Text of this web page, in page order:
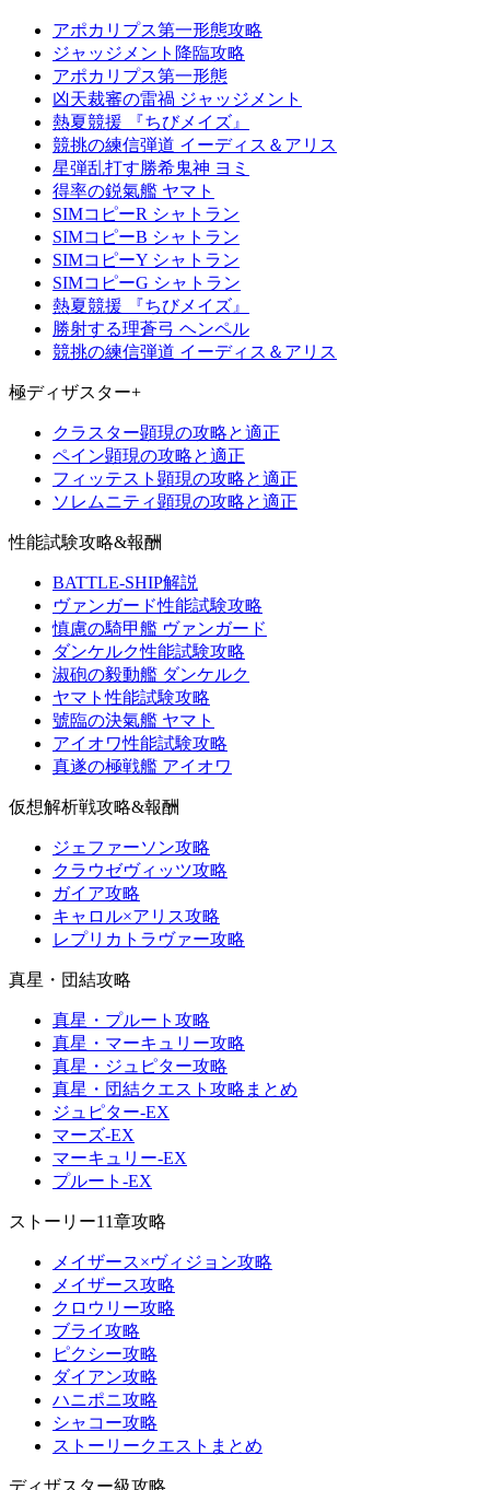
アポカリプス第一形態攻略
ジャッジメント降臨攻略
アポカリプス第一形態
凶天裁審の雷禍 ジャッジメント
熱夏競援 『ちびメイズ』
競挑の練信弾道 イーディス＆アリス
星弾乱打す勝希鬼神 ヨミ
得率の鋭氣艦 ヤマト
SIMコピーR シャトラン
SIMコピーB シャトラン
SIMコピーY シャトラン
SIMコピーG シャトラン
熱夏競援 『ちびメイズ』
勝射する理蒼弓 ヘンペル
競挑の練信弾道 イーディス＆アリス
極ディザスター+
クラスター顕現の攻略と適正
ペイン顕現の攻略と適正
フィッテスト顕現の攻略と適正
ソレムニティ顕現の攻略と適正
性能試験攻略&報酬
BATTLE-SHIP解説
ヴァンガード性能試験攻略
慎慮の騎甲艦 ヴァンガード
ダンケルク性能試験攻略
淑砲の毅動艦 ダンケルク
ヤマト性能試験攻略
號臨の決氣艦 ヤマト
アイオワ性能試験攻略
真遂の極戦艦 アイオワ
仮想解析戦攻略&報酬
ジェファーソン攻略
クラウゼヴィッツ攻略
ガイア攻略
キャロル×アリス攻略
レプリカトラヴァー攻略
真星・団結攻略
真星・プルート攻略
真星・マーキュリー攻略
真星・ジュピター攻略
真星・団結クエスト攻略まとめ
ジュピター-EX
マーズ-EX
マーキュリー-EX
プルート-EX
ストーリー11章攻略
メイザース×ヴィジョン攻略
メイザース攻略
クロウリー攻略
ブライ攻略
ピクシー攻略
ダイアン攻略
ハニポニ攻略
シャコー攻略
ストーリークエストまとめ
ディザスター級攻略